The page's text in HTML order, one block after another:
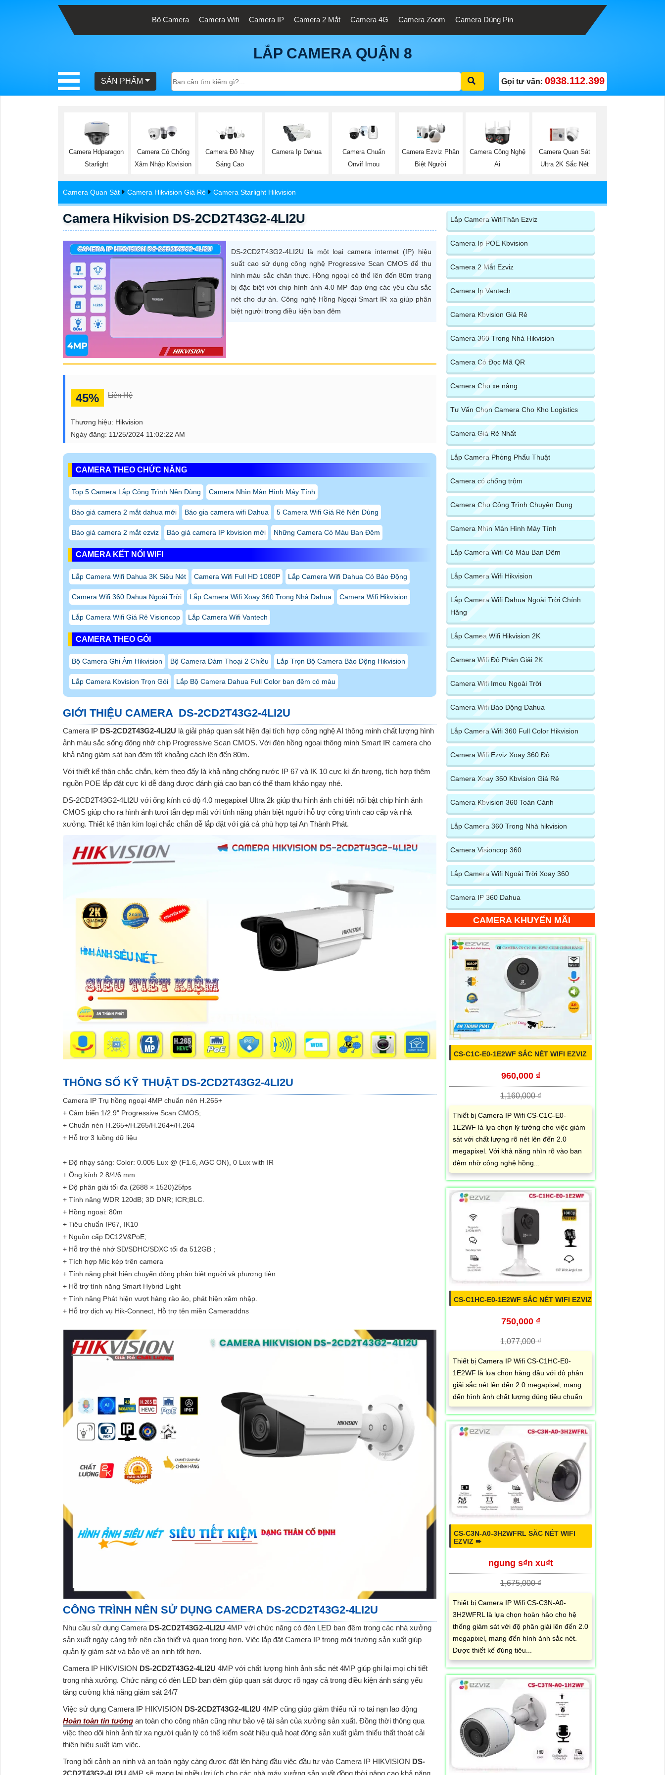
Bộ Camera Camera Wifi Camera IP Camera 2 Mắt Camera 4G Camera Zoom Camera Dùng Pin
LẮP CAMERA QUẬN 8
SẢN PHẨM Gọi tư vấn: 0938.112.399
Camera Hdparagon
Starlight
Camera Có Chống
Xâm Nhập Kbvision
Camera Đô Nhạy
Sáng Cao
Camera Ip Dahua
Camera Chuẩn
Onvif Imou
Camera Ezviz Phân
Biệt Người
Camera Công Nghệ
Ai
Camera Quan Sát
Ultra 2K Sắc Nét
Camera Quan Sát Camera Hikvision Giá Rẻ Camera Starlight Hikvision
Camera Hikvision DS-2CD2T43G2-4LI2U
DS-2CD2T43G2-4LI2U là một loại camera internet (IP) hiệu
suất cao sử dụng công nghệ Progressive Scan CMOS để thu
hình màu sắc chân thực. Hồng ngoại có thể lên đến 80m trang
bị đặc biệt với chip hình ảnh 4.0 MP đáp ứng các yêu cầu sắc
nét cho dự án. Công nghệ Hồng Ngoại Smart IR xa giúp phân
biệt người trong điều kiện ban đêm
45% Liên Hệ
Thương hiệu: Hikvision
Ngày đăng: 11/25/2024 11:02:22 AM
CAMERA THEO CHỨC NĂNG
Top 5 Camera Lắp Công Trình Nên Dùng Camera Nhìn Màn Hình Máy Tính
Báo giá camera 2 mắt dahua mới Báo gia camera wifi Dahua 5 Camera Wifi Giá Rẻ Nên Dùng
Báo giá camera 2 mắt ezviz Báo giá camera IP kbvision mới Những Camera Có Màu Ban Đêm
CAMERA KẾT NỐI WIFI
Lắp Camera Wifi Dahua 3K Siêu Nét Camera Wifi Full HD 1080P Lắp Camera Wifi Dahua Có Báo Động
Camera Wifi 360 Dahua Ngoài Trời Lắp Camera Wifi Xoay 360 Trong Nhà Dahua Camera Wifi Hikvision
Lắp Camera Wifi Giá Rẻ Visioncop Lắp Camera Wifi Vantech
CAMERA THEO GÓI
Bộ Camera Ghi Âm Hikvision Bộ Camera Đàm Thoại 2 Chiều Lắp Trọn Bộ Camera Báo Động Hikvision
Lắp Camera Kbvision Trọn Gói Lắp Bộ Camera Dahua Full Color ban đêm có màu
GIỚI THIỆU CAMERA DS-2CD2T43G2-4LI2U
Camera IP DS-2CD2T43G2-4LI2U là giải pháp quan sát hiện đại tích hợp công nghệ AI thông minh chất lượng hình
ảnh màu sắc sống động nhờ chip Progressive Scan CMOS. Với đèn hồng ngoại thông minh Smart IR camera cho
khả năng giám sát ban đêm tốt khoảng cách lên đến 80m.
Với thiết kế thân chắc chắn, kèm theo đấy là khả năng chống nước IP 67 và IK 10 cực kì ấn tượng, tích hợp thêm
nguồn POE lắp đặt cực kì dễ dàng được đánh giá cao bạn có thể tham khảo ngay nhé.
DS-2CD2T43G2-4LI2U với ống kính có độ 4.0 megapixel Ultra 2k giúp thu hình ảnh chi tiết nổi bật chip hình ảnh
CMOS giúp cho ra hình ảnh tươi tắn đẹp mắt với tính năng phân biệt người hỗ trợ công trình cao cấp và nhà
xưởng. Thiết kế thân kim loại chắc chắn dễ lắp đặt với giá cả phù hợp tại An Thành Phát.
THÔNG SỐ KỸ THUẬT DS-2CD2T43G2-4LI2U
Camera IP Trụ hồng ngoại 4MP chuẩn nén H.265+
+ Cảm biến 1/2.9" Progressive Scan CMOS;
+ Chuẩn nén H.265+/H.265/H.264+/H.264
+ Hỗ trợ 3 luồng dữ liệu
+ Độ nhạy sáng: Color: 0.005 Lux @ (F1.6, AGC ON), 0 Lux with IR
+ Ống kính 2.8/4/6 mm
+ Độ phân giải tối đa (2688 × 1520)25fps
+ Tính năng WDR 120dB; 3D DNR; ICR;BLC.
+ Hồng ngoại: 80m
+ Tiêu chuẩn IP67, IK10
+ Nguồn cấp DC12V&PoE;
+ Hỗ trợ thẻ nhớ SD/SDHC/SDXC tối đa 512GB ;
+ Tích hợp Mic kép trên camera
+ Tính năng phát hiện chuyển động phân biệt người và phương tiện
+ Hỗ trợ tính năng Smart Hybrid Light
+ Tính năng Phát hiện vượt hàng rào ảo, phát hiện xâm nhập.
+ Hỗ trợ dịch vụ Hik-Connect, Hỗ trợ tên miền Cameraddns
CÔNG TRÌNH NÊN SỬ DỤNG CAMERA DS-2CD2T43G2-4LI2U
Nhu cầu sử dụng Camera DS-2CD2T43G2-4LI2U 4MP với chức năng có đèn LED ban đêm trong các nhà xưởng
sản xuất ngày càng trở nên cần thiết và quan trọng hơn. Việc lắp đặt Camera IP trong môi trường sản xuất giúp
quản lý giám sát và bảo vệ an ninh tốt hơn.
Camera IP HIKVISION DS-2CD2T43G2-4LI2U 4MP với chất lượng hình ảnh sắc nét 4MP giúp ghi lại mọi chi tiết
trong nhà xưởng. Chức năng có đèn LED ban đêm giúp quan sát được rõ ngay cả trong điều kiện ánh sáng yếu
tăng cường khả năng giám sát 24/7
Việc sử dụng Camera IP HIKVISION DS-2CD2T43G2-4LI2U 4MP cũng giúp giảm thiểu rủi ro tai nạn lao động
Hoàn toàn tin tưởng an toàn cho công nhân cũng như bảo vệ tài sản của xưởng sản xuất. Đồng thời thông qua
việc theo dõi hình ảnh từ xa người quản lý có thể kiểm soát hiệu quả hoạt động sản xuất giảm thiểu thất thoát cải
thiện hiệu suất làm việc.
Trong bối cảnh an ninh và an toàn ngày càng được đặt lên hàng đầu việc đầu tư vào Camera IP HIKVISION DS-
2CD2T43G2-4LI2U 4MP sẽ mang lại nhiều lợi ích cho các nhà máy xưởng sản xuất đồng thời nâng cao khả năng
Lắp Camera WifiThân Ezviz
Camera Ip POE Kbvision
Camera 2 Mắt Ezviz
Camera Ip Vantech
Camera Kbvision Giá Rẻ
Camera 360 Trong Nhà Hikvision
Camera Có Đọc Mã QR
Camera Cho xe nâng
Tư Vấn Chọn Camera Cho Kho Logistics
Camera Giá Rẻ Nhất
Lắp Camera Phòng Phẩu Thuật
Camera có chống trộm
Camera Cho Công Trình Chuyên Dụng
Camera Nhìn Màn Hình Máy Tính
Lắp Camera Wifi Có Màu Ban Đêm
Lắp Camera Wifi Hikvision
Lắp Camera Wifi Dahua Ngoài Trời Chính
Hãng
Lắp Camea Wifi Hikvision 2K
Camera Wifi Độ Phân Giải 2K
Camera Wifi Imou Ngoài Trời
Camera Wifi Báo Động Dahua
Lắp Camera Wifi 360 Full Color Hikvision
Camera Wifi Ezviz Xoay 360 Độ
Camera Xoay 360 Kbvision Giá Rẻ
Camera Kbvision 360 Toàn Cảnh
Lắp Camera 360 Trong Nhà hikvision
Camera Visioncop 360
Lắp Camera Wifi Ngoài Trời Xoay 360
Camera IP 360 Dahua
CAMERA KHUYẾN MÃI
CS-C1C-E0-1E2WF SẮC NÉT WIFI EZVIZ
960,000 ₫
1,160,000 ₫
Thiết bị Camera IP Wifi CS-C1C-E0-
1E2WF là lựa chọn lý tưởng cho việc giám
sát với chất lượng rõ nét lên đến 2.0
megapixel. Với khả năng nhìn rõ vào ban
đêm nhờ công nghệ hồng...
CS-C1HC-E0-1E2WF SẮC NÉT WIFI EZVIZ
750,000 ₫
1,077,000 ₫
Thiết bị Camera IP Wifi CS-C1HC-E0-
1E2WF là lựa chọn hàng đầu với độ phân
giải sắc nét lên đến 2.0 megapixel, mang
đến hình ảnh chất lượng đúng tiêu chuẩn
CS-C3N-A0-3H2WFRL SẮC NÉT WIFI
EZVIZ ➠
ngung s₫n xu₫t
1,675,000 ₫
Thiết bị Camera IP Wifi CS-C3N-A0-
3H2WFRL là lựa chọn hoàn hảo cho hệ
thống giám sát với độ phân giải lên đến 2.0
megapixel, mang đến hình ảnh sắc nét.
Được thiết kế đúng tiêu...